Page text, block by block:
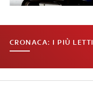
CRONACA: I PIÙ LETTI